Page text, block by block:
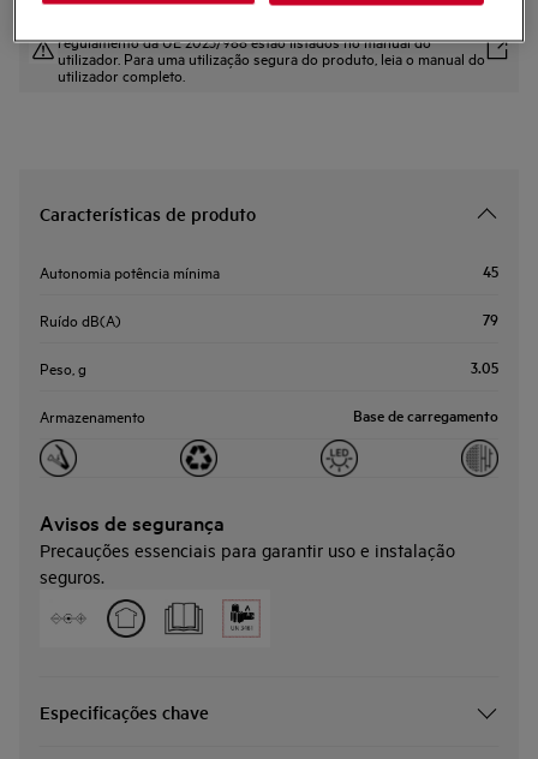
regulamento da UE 2023/988 estão listados no manual do
utilizador. Para uma utilização segura do produto, leia o manual do
utilizador completo.
Características de produto
Autonomia potência mínima 45
Ruído dB(A) 79
Peso, g 3.05
Armazenamento Base de carregamento
Avisos de segurança
Precauções essenciais para garantir uso e instalação
seguros.
Especificações chave